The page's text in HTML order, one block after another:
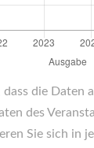
dass die Daten
des
Sie sich in